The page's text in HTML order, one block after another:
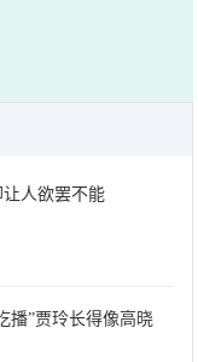
人欲罢不能
播”贾玲长得像高晓